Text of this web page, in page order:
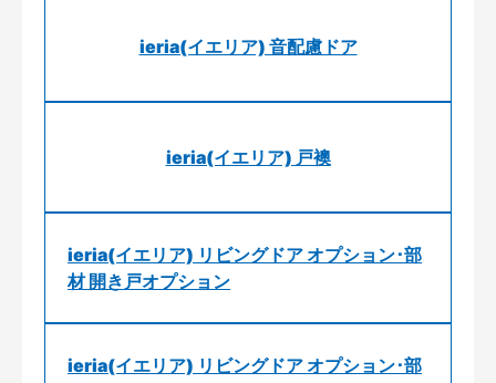
ieria(イエリア) 音配慮ドア
ieria(イエリア) 戸襖
ieria(イエリア) リビングドア オプション･部
材 開き戸オプション
ieria(イエリア) リビングドア オプション･部